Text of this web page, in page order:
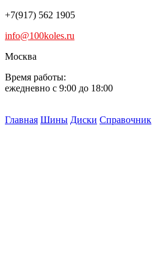
+7(917) 562 1905
info@100koles.ru
Москва
Время работы:
ежедневно с 9:00 до 18:00
Главная Шины Диски Справочник